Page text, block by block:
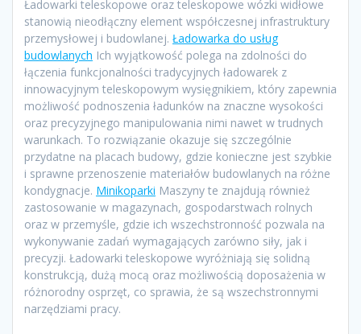
Ładowarki teleskopowe oraz teleskopowe wózki widłowe
stanowią nieodłączny element współczesnej infrastruktury
przemysłowej i budowlanej. Ładowarka do usług
budowlanych Ich wyjątkowość polega na zdolności do
łączenia funkcjonalności tradycyjnych ładowarek z
innowacyjnym teleskopowym wysięgnikiem, który zapewnia
możliwość podnoszenia ładunków na znaczne wysokości
oraz precyzyjnego manipulowania nimi nawet w trudnych
warunkach. To rozwiązanie okazuje się szczególnie
przydatne na placach budowy, gdzie konieczne jest szybkie
i sprawne przenoszenie materiałów budowlanych na różne
kondygnacje. Minikoparki Maszyny te znajdują również
zastosowanie w magazynach, gospodarstwach rolnych
oraz w przemyśle, gdzie ich wszechstronność pozwala na
wykonywanie zadań wymagających zarówno siły, jak i
precyzji. Ładowarki teleskopowe wyróżniają się solidną
konstrukcją, dużą mocą oraz możliwością doposażenia w
różnorodny osprzęt, co sprawia, że są wszechstronnymi
narzędziami pracy.